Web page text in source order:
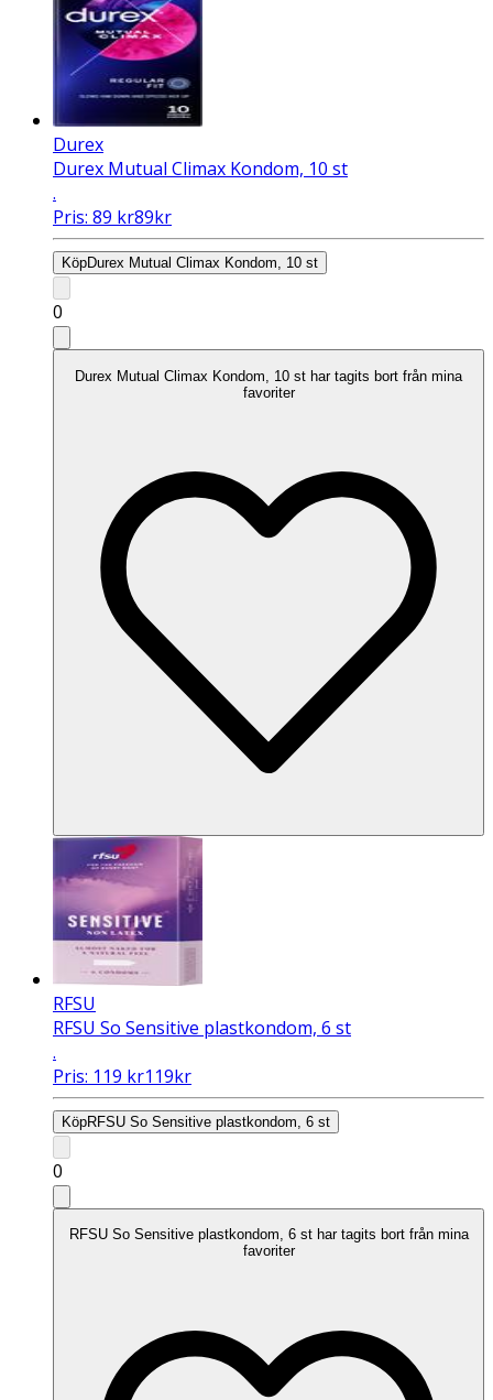
Durex
Durex Mutual Climax Kondom, 10 st
.
Pris: 89 kr89kr
KöpDurex Mutual Climax Kondom, 10 st
0
Durex Mutual Climax Kondom, 10 st har tagits bort från mina
favoriter
RFSU
RFSU So Sensitive plastkondom, 6 st
.
Pris: 119 kr119kr
KöpRFSU So Sensitive plastkondom, 6 st
0
RFSU So Sensitive plastkondom, 6 st har tagits bort från mina
favoriter